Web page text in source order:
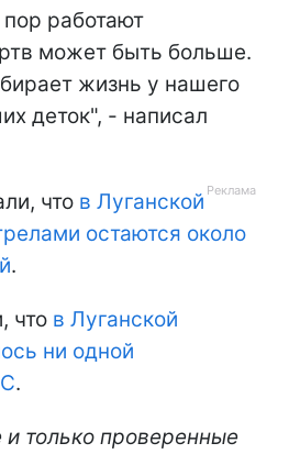
работают
может быть больше.
жизнь у нашего
деток", - написал
что в Луганской
остаются около
.
что в Луганской
ни одной
.
только проверенные